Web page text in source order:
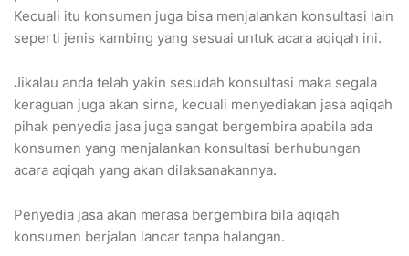
Kecuali itu konsumen juga bisa menjalankan konsultasi lain
seperti jenis kambing yang sesuai untuk acara aqiqah ini.
Jikalau anda telah yakin sesudah konsultasi maka segala
keraguan juga akan sirna, kecuali menyediakan jasa aqiqah
pihak penyedia jasa juga sangat bergembira apabila ada
konsumen yang menjalankan konsultasi berhubungan
acara aqiqah yang akan dilaksanakannya.
Penyedia jasa akan merasa bergembira bila aqiqah
konsumen berjalan lancar tanpa halangan.